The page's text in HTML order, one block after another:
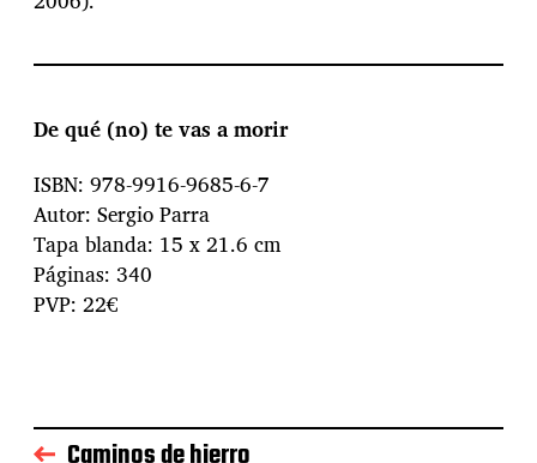
De qué (no) te vas a morir
ISBN: 978-9916-9685-6-7
Autor: Sergio Parra
Tapa blanda: 15 x 21.6 cm
Páginas: 340
PVP: 22€